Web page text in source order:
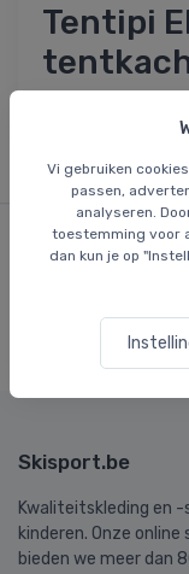
Vi gebruiken
passen,
analyseren.
toestemming voor
dan kun je op
Tentipi
Onze
Meer dan
Skisport.be
Kwaliteitskleding en
kinderen. Onze
bieden we meer dan